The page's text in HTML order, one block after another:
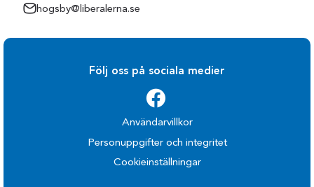
hogsby@liberalerna.se
Följ oss på sociala medier
Användarvillkor
Personuppgifter och integritet
Cookieinställningar